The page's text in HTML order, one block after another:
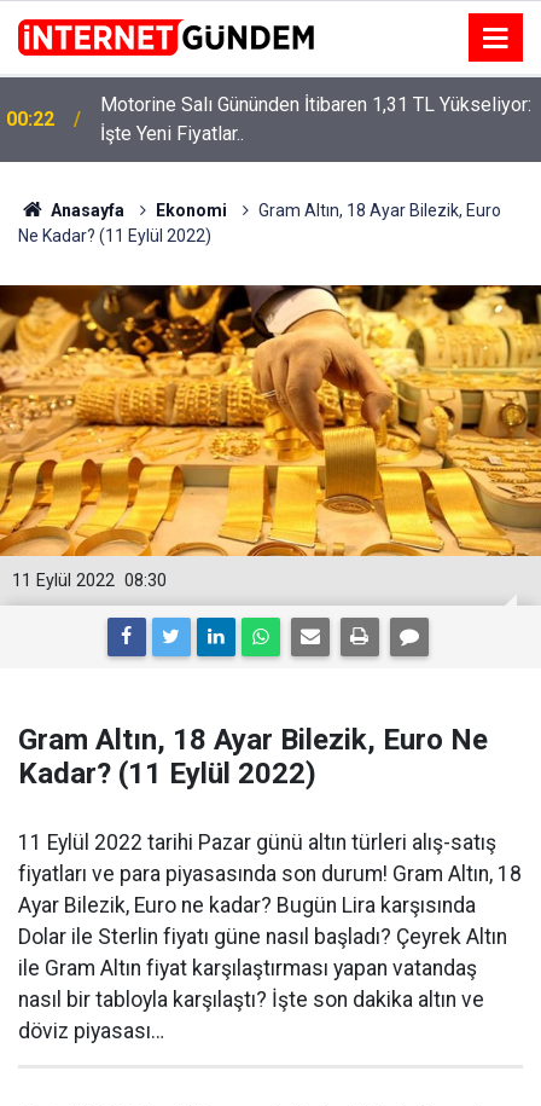
00:22
Motorine Salı Gününden İtibaren 1,31 TL Yükseliyor:
İşte Yeni Fiyatlar..
Anasayfa Ekonomi
Gram Altın, 18 Ayar Bilezik, Euro
Ne Kadar? (11 Eylül 2022)
08:30
11 Eylül 2022
Gram Altın, 18 Ayar Bilezik, Euro Ne
Kadar? (11 Eylül 2022)
11 Eylül 2022 tarihi Pazar günü altın türleri alış-satış
fiyatları ve para piyasasında son durum! Gram Altın, 18
Ayar Bilezik, Euro ne kadar? Bugün Lira karşısında
Dolar ile Sterlin fiyatı güne nasıl başladı? Çeyrek Altın
ile Gram Altın fiyat karşılaştırması yapan vatandaş
nasıl bir tabloyla karşılaştı? İşte son dakika altın ve
döviz piyasası…